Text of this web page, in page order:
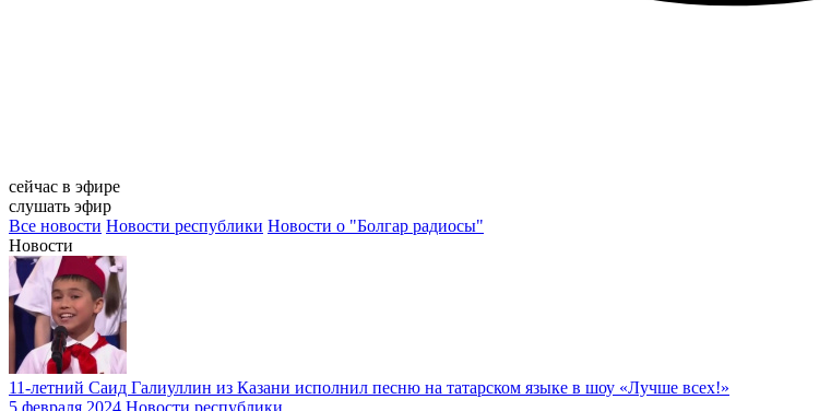
сейчас в эфире
слушать эфир
Все новости Новости республики Новости о "Болгар радиосы"
Новости
11-летний Саид Галиуллин из Казани исполнил песню на татарском языке в шоу «Лучше всех!»